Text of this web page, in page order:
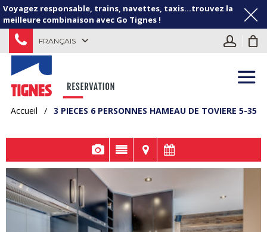
Voyagez responsable, trains, navettes, taxis...trouvez la
meilleure combinaison avec Go Tignes !
FRANÇAIS
Accueil / 3 PIECES 6 PERSONNES HAMEAU DE TOVIERE 5-35